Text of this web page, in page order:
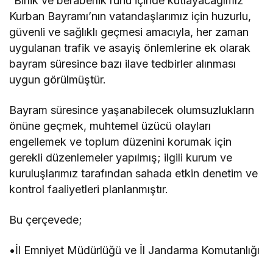
Kurban Bayramı’nın vatandaşlarımız için huzurlu,
güvenli ve sağlıklı geçmesi amacıyla, her zaman
uygulanan trafik ve asayiş önlemlerine ek olarak
bayram süresince bazı ilave tedbirler alınması
uygun görülmüştür.
Bayram süresince yaşanabilecek olumsuzlukların
önüne geçmek, muhtemel üzücü olayları
engellemek ve toplum düzenini korumak için
gerekli düzenlemeler yapılmış; ilgili kurum ve
kuruluşlarımız tarafından sahada etkin denetim ve
kontrol faaliyetleri planlanmıştır.
Bu çerçevede;
•İl Emniyet Müdürlüğü ve İl Jandarma Komutanlığı